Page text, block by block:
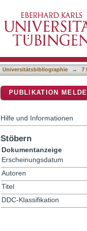
Apatite fission-
Massif)
Universitätsbibliographie → 7
PUBLIKATION
Hilfe und Informationen
Stöbern
Dokumentanzeige
Erscheinungsdatum
Autoren
Titel
DDC-Klassifikation